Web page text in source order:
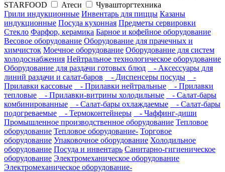
STARFOOD
Атеси
Чувашторгтехника
Грили индукционные Инвентарь для пиццы Казаны
индукционные Посуда кухонная Предметы сервировки
Стекло Фарфор, керамика Барное и кофейное оборудование
Весовое оборудование Оборудование для прачечных и
химчисток Моечное оборудование Оборудование для систем
холодоснабжения Нейтральное технологическое оборудование
Оборудование для раздачи готовых блюд
- Аксессуары для
линий раздачи и салат-баров
- Диспенсеры посуды
-
Прилавки кассовые
- Прилавки нейтральные
- Прилавки
тепловые
- Прилавки-витрины холодильные
- Салат-бары
комбинированные
- Салат-бары охлаждаемые
- Салат-бары
подогреваемые
- Термоконтейнеры
- Чаффинг-диши
Промышленное производственное оборудование Тепловое
оборудование Тепловое оборудование- Торговое
оборудование Упаковочное оборудование Холодильное
оборудование Посуда и инвентарь Санитарно-гигиеническое
оборудование Электромеханическое оборудование
Электромеханическое оборудование-